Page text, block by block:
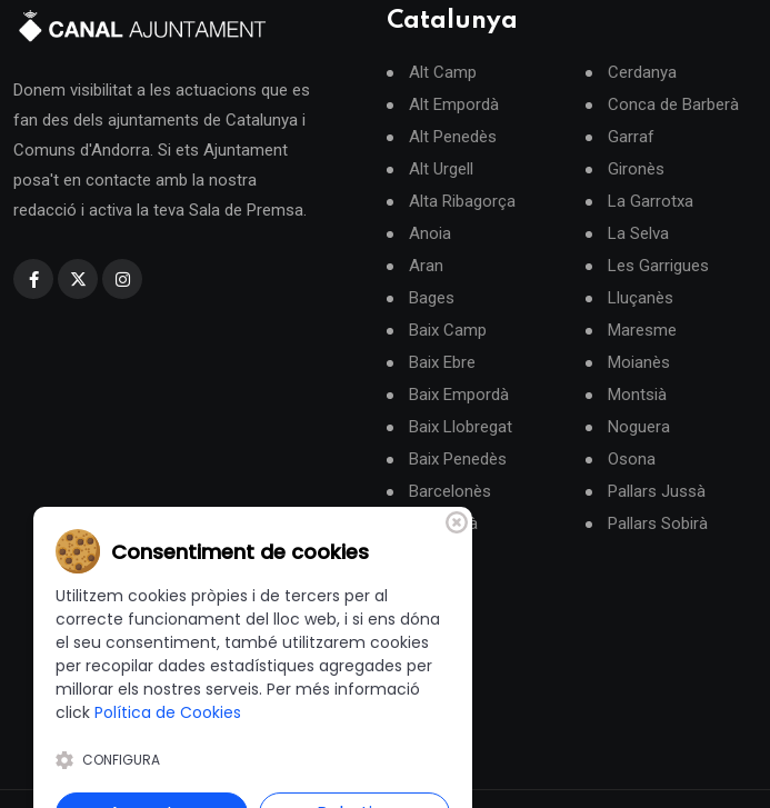
Donem visibilitat a les actuacions que es
fan des dels ajuntaments de Catalunya i
Comuns d'Andorra. Si ets Ajuntament
posa't en contacte amb la nostra
redacció i activa la teva Sala de Premsa.
Catalunya
Alt Camp
Alt Empordà
Alt Penedès
Alt Urgell
Alta Ribagorça
Anoia
Aran
Bages
Baix Camp
Baix Ebre
Baix Empordà
Baix Llobregat
Baix Penedès
Barcelonès
Berguedà
Cerdanya
Conca de Barberà
Garraf
Gironès
La Garrotxa
La Selva
Les Garrigues
Lluçanès
Maresme
Moianès
Montsià
Noguera
Osona
Pallars Jussà
Pallars Sobirà
Consentiment de cookies
Utilitzem cookies pròpies i de tercers per al
correcte funcionament del lloc web, i si ens dóna
el seu consentiment, també utilitzarem cookies
per recopilar dades estadístiques agregades per
millorar els nostres serveis. Per més informació
click Política de Cookies
CONFIGURA